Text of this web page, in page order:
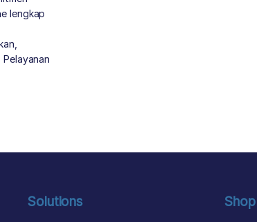
lengkap
Solutions Shop